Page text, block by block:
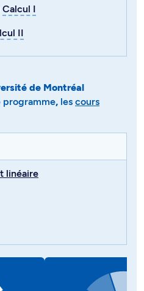
Calcul I
II
de Montréal
programme, les cours
linéaire